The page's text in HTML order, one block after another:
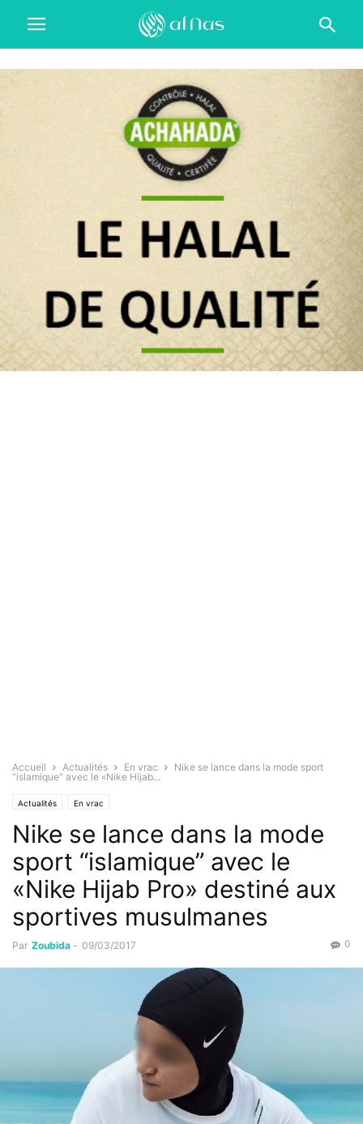
Accueil Actualités En vrac
Nike se lance dans la mode sport
“islamique” avec le «Nike Hijab...
Actualités En vrac
Nike se lance dans la mode
sport “islamique” avec le
«Nike Hijab Pro» destiné aux
sportives musulmanes
Par Zoubida - 09/03/2017 0